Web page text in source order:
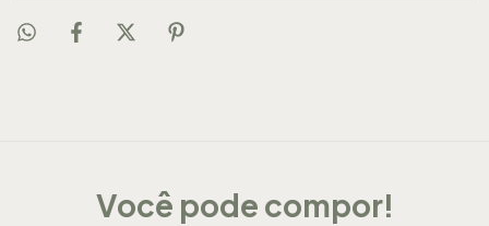
Você pode compor!